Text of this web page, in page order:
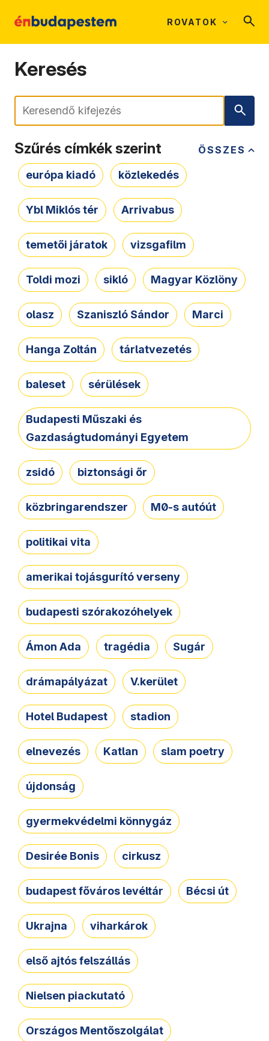
ROVATOK
Keresés
Keresés
ÖSSZES
Szűrés címkék szerint
európa kiadó közlekedés
Ybl Miklós tér Arrivabus
temetői járatok vizsgafilm
Toldi mozi sikló Magyar Közlöny
olasz Szaniszló Sándor Marci
Hanga Zoltán tárlatvezetés
baleset sérülések
Budapesti Műszaki és
Gazdaságtudományi Egyetem
zsidó biztonsági őr
közbringarendszer M0-s autóút
politikai vita
amerikai tojásgurító verseny
budapesti szórakozóhelyek
Ámon Ada tragédia Sugár
drámapályázat V.kerület
Hotel Budapest stadion
elnevezés Katlan slam poetry
újdonság
gyermekvédelmi könnygáz
Desirée Bonis cirkusz
budapest főváros levéltár Bécsi út
Ukrajna viharkárok
első ajtós felszállás
Nielsen piackutató
Országos Mentőszolgálat